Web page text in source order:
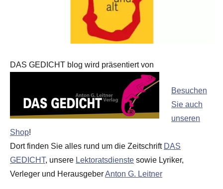
DAS GEDICHT blog wird präsentiert von
Besuchen
Sie auch
unseren
Shop!
Dort finden Sie alles rund um die Zeitschrift DAS
GEDICHT, unsere Lektoratsdienste sowie Lyriker,
Verleger und HerausgeberAnton G. Leitner